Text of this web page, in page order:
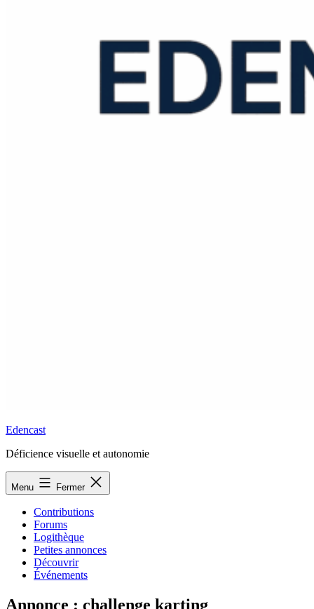
Edencast
Déficience visuelle et autonomie
Menu Fermer
Contributions
Forums
Logithèque
Petites annonces
Découvrir
Événements
Annonce : challenge karting